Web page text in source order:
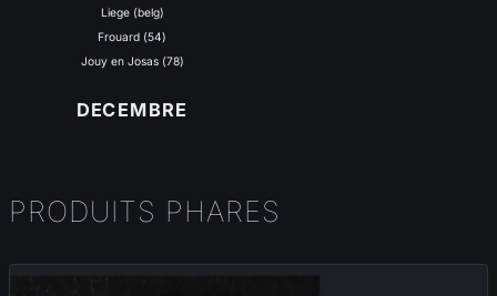
Liege (belg)
Frouard (54)
Jouy en Josas (78)
DECEMBRE
PRODUITS PHARES